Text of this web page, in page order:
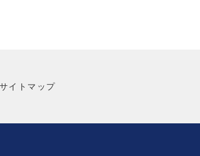
サイトマップ